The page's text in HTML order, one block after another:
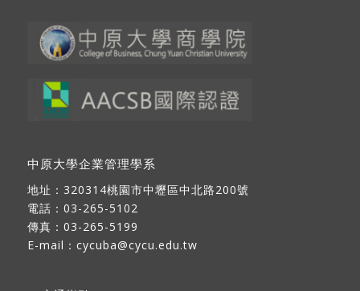
中原大學企業管理學系
地址： 320314桃園市中壢區中北路200號
電話：03-265-5102
傳真：03-265-5199
E-mail： cycuba@cycu.edu.tw